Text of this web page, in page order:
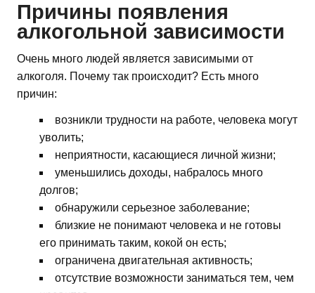
Причины появления
алкогольной зависимости
Очень много людей является зависимыми от
алкоголя. Почему так происходит? Есть много
причин:
возникли трудности на работе, человека могут
уволить;
неприятности, касающиеся личной жизни;
уменьшились доходы, набралось много
долгов;
обнаружили серьезное заболевание;
близкие не понимают человека и не готовы
его принимать таким, кокой он есть;
ограничена двигательная активность;
отсутствие возможности заниматься тем, чем